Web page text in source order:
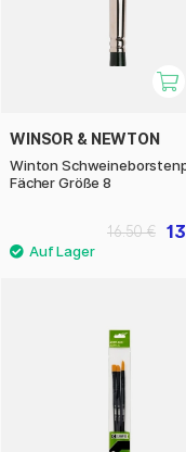
WINSOR & NEWTON
Winton
Fächer Größe 8
16.50 €